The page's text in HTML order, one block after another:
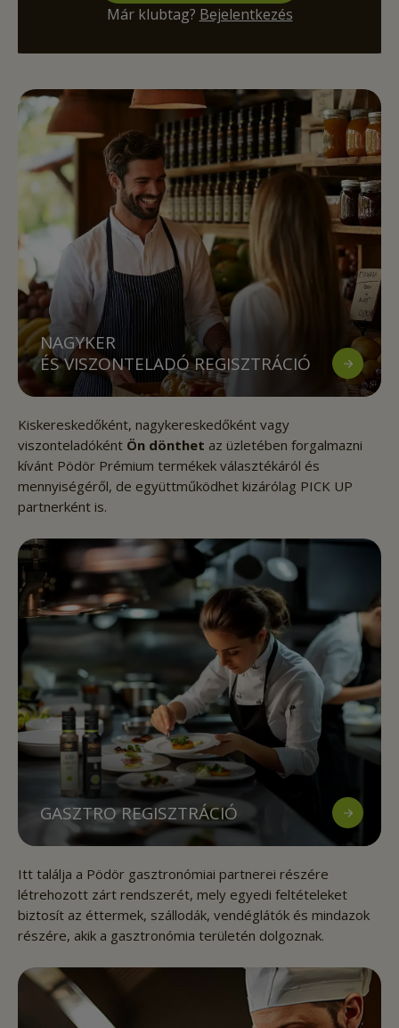
Már klubtag? Bejelentkezés
NAGYKER
ÉS VISZONTELADÓ REGISZTRÁCIÓ
Kiskereskedőként, nagykereskedőként vagy
viszonteladóként Ön dönthet az üzletében forgalmazni
kívánt Pödör Prémium termékek választékáról és
mennyiségéről, de együttműködhet kizárólag PICK UP
partnerként is.
GASZTRO REGISZTRÁCIÓ
Itt találja a Pödör gasztronómiai partnerei részére
létrehozott zárt rendszerét, mely egyedi feltételeket
biztosít az éttermek, szállodák, vendéglátók és mindazok
részére, akik a gasztronómia területén dolgoznak.